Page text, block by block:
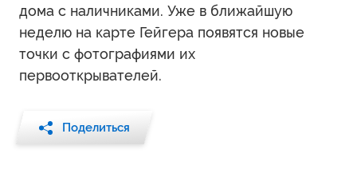
дома с наличниками. Уже в ближайшую
неделю на карте Гейгера появятся новые
точки с фотографиями их
первооткрывателей.
Поделиться